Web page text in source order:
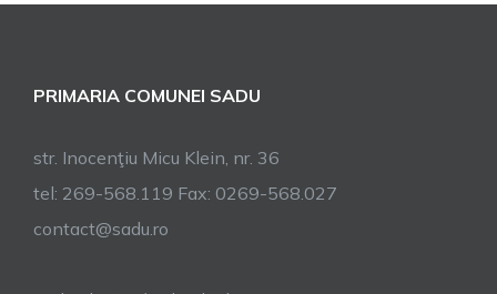
PRIMARIA COMUNEI SADU
str. Inocenţiu Micu Klein, nr. 36
tel: 269-568.119 Fax: 0269-568.027
contact@sadu.ro